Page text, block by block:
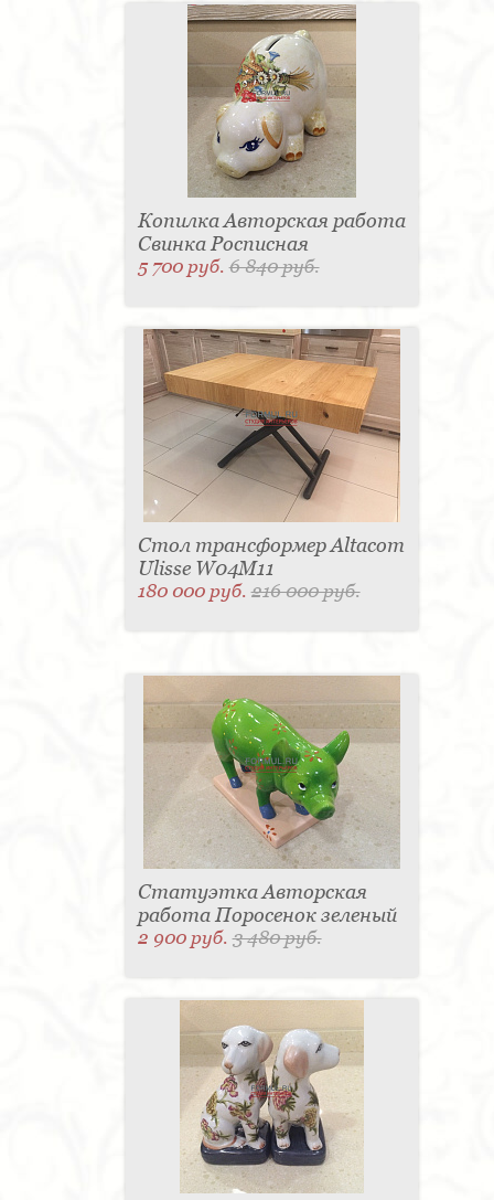
Копилка Авторская работа
Свинка Росписная
5 700 руб.6 840 руб.
Стол трансформер Altacom
Ulisse W04M11
180 000 руб.216 000 руб.
Статуэтка Авторская
работа Поросенок зеленый
2 900 руб.3 480 руб.